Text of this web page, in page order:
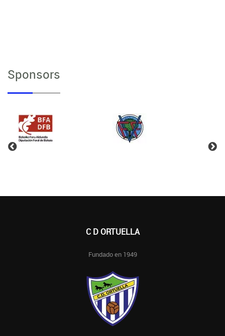
Sponsors
C D ORTUELLA
Fundado en 1949